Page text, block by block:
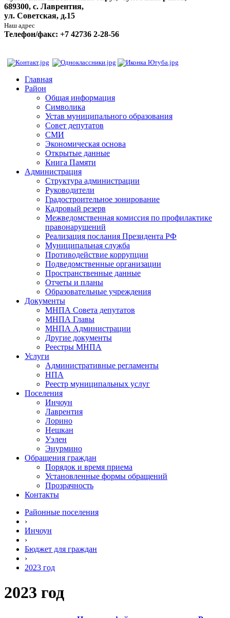
689300, с. Лаврентия,
ул. Советская, д.15
Наш адрес
Телефон/факс: +7 42736 2-28-56
Главная
Район
Общая информация
Символика
Устав муниципального образования
Совет депутатов
СМИ
Экономическая основа
Открытые данные
Книга Памяти
Администрация
Структура администрации
Руководители
Градостроительное зонирование
Кадровый резерв
Межведомственная комиссия по профилактике
правонарушений
Реализация послания Президента РФ
Муниципальная служба
Противодействие коррупции
Подведомственные организации
Пространственные данные
Отчеты и планы
Образовательные учреждения
Документы
МНПА Совета депутатов
МНПА Главы
МНПА Администрации
Другие документы
Реестры МНПА
Услуги
Административные регламенты
НПА
Реестр муниципальных услуг
Поселения
Инчоун
Лаврентия
Лорино
Нешкан
Уэлен
Энурмино
Обращения граждан
Порядок и время приема
Установленные формы обращений
Прозрачность
Контакты
Районные поселения
›
Инчоун
›
Бюджет для граждан
›
2023 год
2023 год